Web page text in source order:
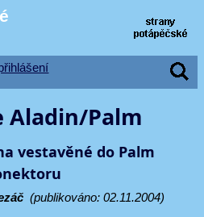
Aladin/Palm
vestavěné do Palm
(publikováno: 02.11.2004)